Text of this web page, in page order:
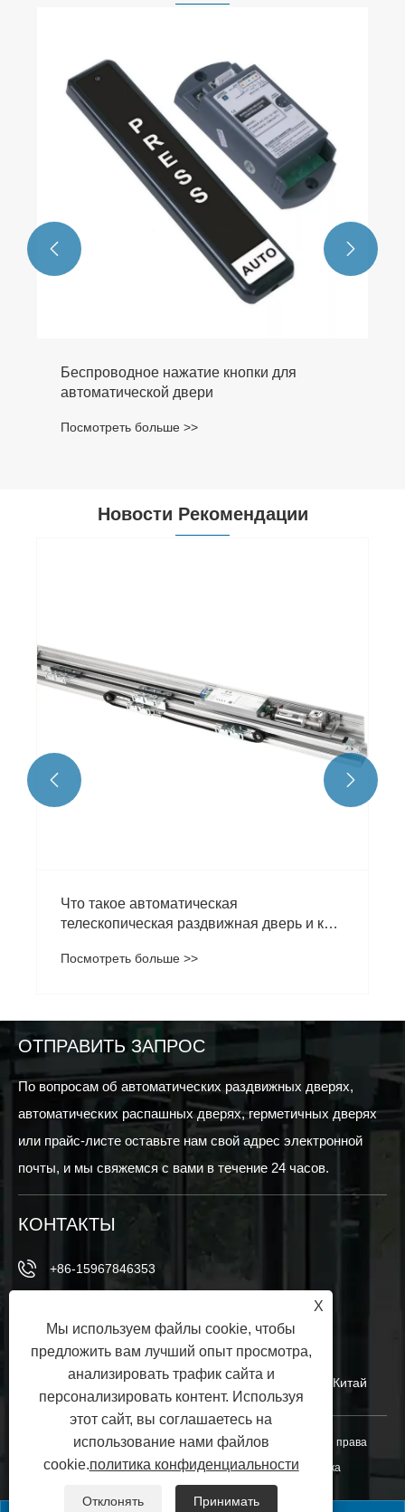
Беспроводное нажатие кнопки для
автоматической двери
Посмотреть больше >>
 
Новости Рекомендации
Что такое автоматическая
телескопическая раздвижная дверь и как
Посмотреть больше >>
 
ОТПРАВИТЬ ЗАПРОС
По вопросам об автоматических раздвижных дверях,
автоматических распашных дверях, герметичных дверях
или прайс-листе оставьте нам свой адрес электронной
почты, и мы свяжемся с вами в течение 24 часов.
КОНТАКТЫ
+86-15967846353
В промышленном парке, Хемеди -Таун, Офис, Китай
Copyright © 2024 Ningbo Veze Automatic Door Co., Ltd. Все права
защищены.Links|Sitemap|RSS|XML|политика
X
Мы используем файлы cookie, чтобы
предложить вам лучший опыт просмотра,
анализировать трафик сайта и
персонализировать контент. Используя
этот сайт, вы соглашаетесь на
использование нами файлов
cookie.политика конфиденциальности
Отклонять Принимать